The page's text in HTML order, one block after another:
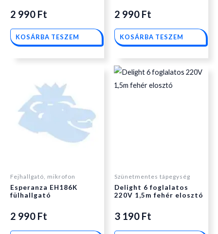
2 990 Ft
KOSÁRBA TESZEM
2 990 Ft
KOSÁRBA TESZEM
Fejhallgató, mikrofon
Esperanza EH186K
fülhallgató
2 990 Ft
Szünetmentes tápegység
Delight 6 foglalatos
220V 1,5m fehér elosztó
3 190 Ft